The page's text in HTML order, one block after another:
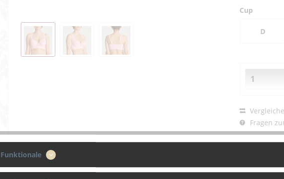
Cup
D
Fragen
Artikel-Nr.:
Funktionale